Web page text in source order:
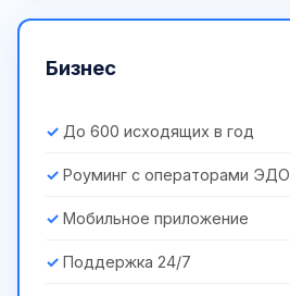
Бизнес
До 600 исходящих в год
Роуминг с операторами ЭДО
Мобильное приложение
Поддержка 24/7